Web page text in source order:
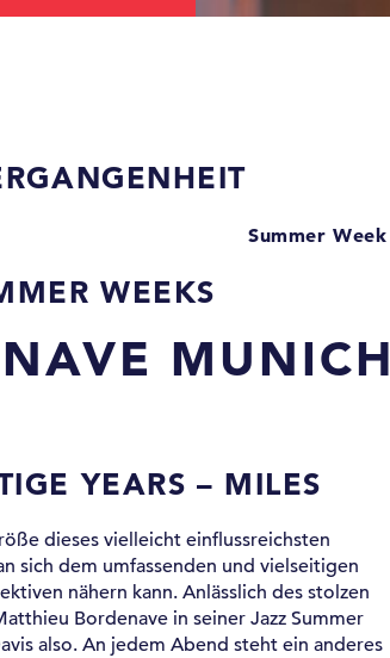
Summer Week
WEEKS
MUNICH
YEARS – MILES
dieses vielleicht einflussreichsten
sich dem umfassenden und vielseitigen
nähern kann. Anlässlich des stolzen
Bordenave in seiner Jazz Summer
also. An jedem Abend steht ein anderes